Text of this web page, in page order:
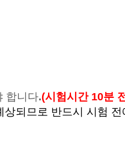
합니다.(시험시간 10분
되므로 반드시 시험